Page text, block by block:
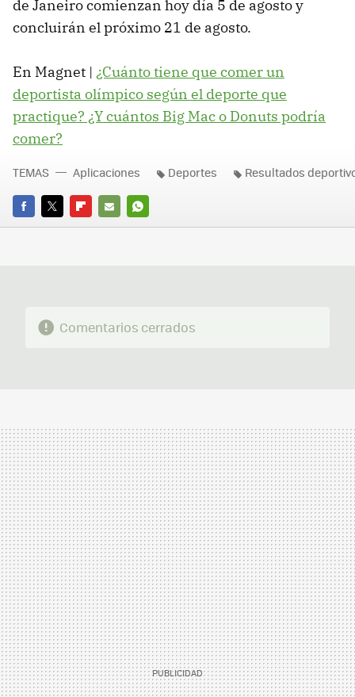
de Janeiro comienzan hoy día 5 de agosto y
concluirán el próximo 21 de agosto.
En Magnet | ¿Cuánto tiene que comer un
deportista olímpico según el deporte que
practique? ¿Y cuántos Big Mac o Donuts podría
comer?
FACEBOOK
TWITTERFLIPBOARD
E-
WHATSAPP
TEMAS Aplicaciones Deportes Resultados
Comentarios cerrados